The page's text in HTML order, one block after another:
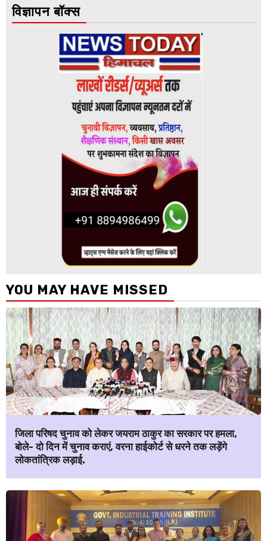
विज्ञापन बॉक्स
YOU MAY HAVE MISSED
जिला परिषद चुनाव को लेकर जयराम ठाकुर का सरकार पर हमला,
बोले- दो दिन में चुनाव कराएं, वरना हाईकोर्ट से धरने तक लड़ेंगे
लोकतांत्रिक लड़ाई.